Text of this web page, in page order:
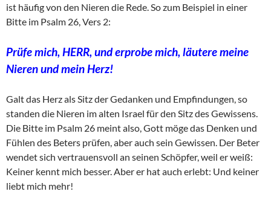
ist häufig von den Nieren die Rede. So zum Beispiel in einer
Bitte im Psalm 26, Vers 2:
Prüfe mich, HERR, und erprobe mich, läutere meine
Nieren und mein Herz!
Galt das Herz als Sitz der Gedanken und Empfindungen, so
standen die Nieren im alten Israel für den Sitz des Gewissens.
Die Bitte im Psalm 26 meint also, Gott möge das Denken und
Fühlen des Beters prüfen, aber auch sein Gewissen. Der Beter
wendet sich vertrauensvoll an seinen Schöpfer, weil er weiß:
Keiner kennt mich besser. Aber er hat auch erlebt: Und keiner
liebt mich mehr!